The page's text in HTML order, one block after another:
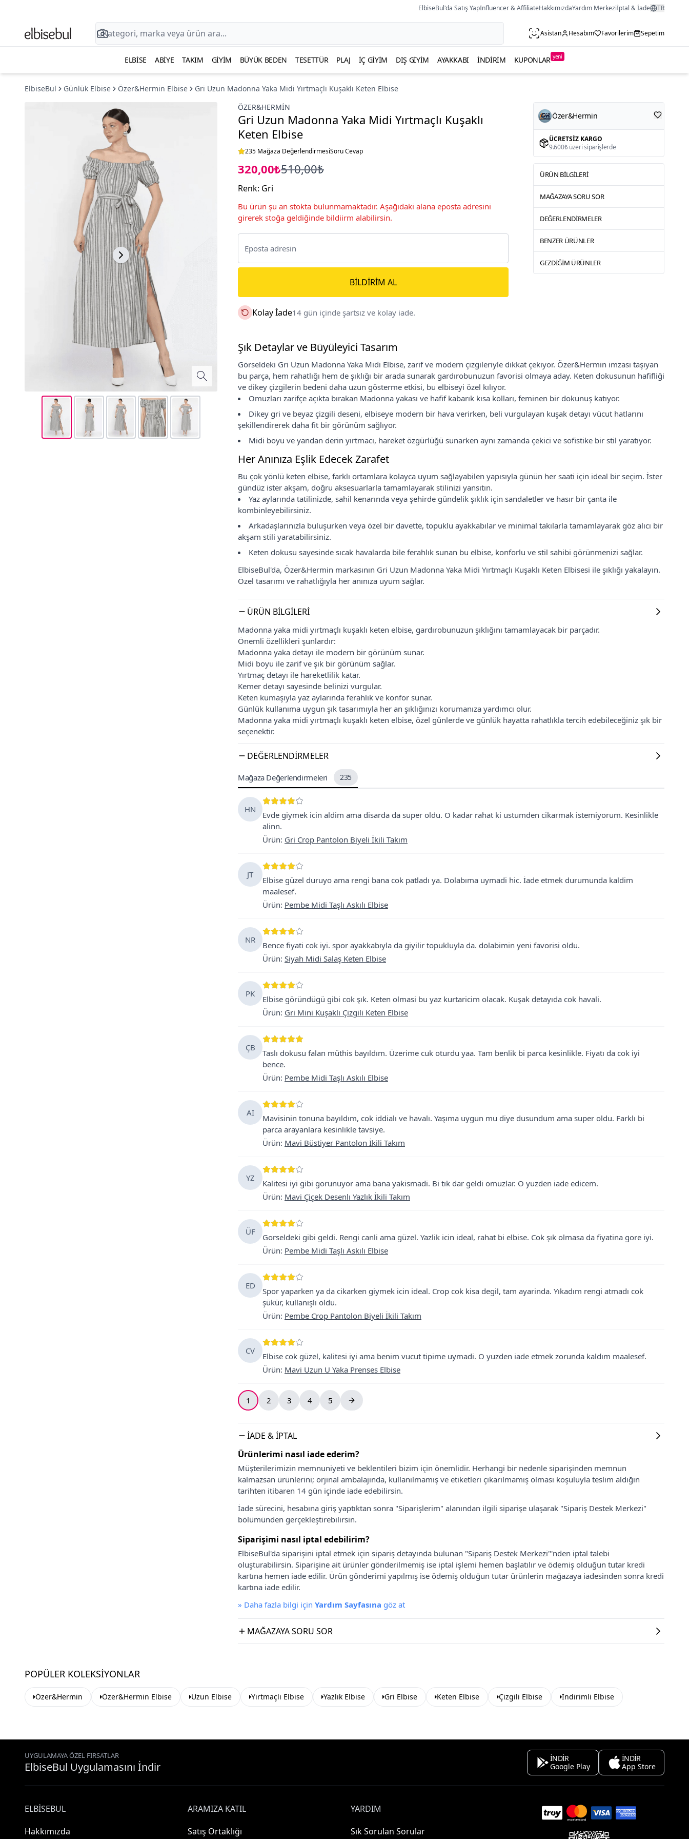
ElbiseBul'da Satış YapInfluencer & AffiliateHakkımızdaYardım Merkeziİptal & İade TR
Asistan Hesabım Favorilerim Sepetim
ELBISE ABIYE TAKIM GIYIM BÜYÜK BEDEN TESETTÜR PLAJ İÇ GIYIM DIŞ GIYIM AYAKKABI İNDIRIM KUPONLAR yeni
ElbiseBul Günlük Elbise Özer&Hermin Elbise
Gri Uzun Madonna Yaka Midi Yırtmaçlı Kuşaklı Keten Elbise
ÖZER&HERMIN
Gri Uzun Madonna Yaka Midi Yırtmaçlı Kuşaklı
Keten Elbise
235 Mağaza DeğerlendirmesiSoru Cevap
320,00₺510,00₺
Renk: Gri
Bu ürün şu an stokta bulunmamaktadır. Aşağıdaki alana eposta adresini
girerek stoğa geldiğinde bildiirm alabilirsin.
BILDIRIM AL
Kolay İade14 gün içinde şartsız ve kolay iade.
Özer&Hermin
ÜCRETSIZ KARGO
9.600₺ üzeri siparişlerde
ÜRÜN BILGILERI
MAĞAZAYA SORU SOR
DEĞERLENDIRMELER
BENZER ÜRÜNLER
GEZDIĞIM ÜRÜNLER
Şık Detaylar ve Büyüleyici Tasarım
Görseldeki Gri Uzun Madonna Yaka Midi Elbise, zarif ve modern çizgileriyle dikkat çekiyor. Özer&Hermin imzası taşıyan
bu parça, hem rahatlığı hem de şıklığı bir arada sunarak gardırobunuzun favorisi olmaya aday. Keten dokusunun hafifliği
ve dikey çizgilerin bedeni daha uzun gösterme etkisi, bu elbiseyi özel kılıyor.
Omuzları zarifçe açıkta bırakan Madonna yakası ve hafif kabarık kısa kolları, feminen bir dokunuş katıyor.
Dikey gri ve beyaz çizgili deseni, elbiseye modern bir hava verirken, beli vurgulayan kuşak detayı vücut hatlarını
şekillendirerek daha fit bir görünüm sağlıyor.
Midi boyu ve yandan derin yırtmacı, hareket özgürlüğü sunarken aynı zamanda çekici ve sofistike bir stil yaratıyor.
Her Anınıza Eşlik Edecek Zarafet
Bu çok yönlü keten elbise, farklı ortamlara kolayca uyum sağlayabilen yapısıyla günün her saati için ideal bir seçim. İster
gündüz ister akşam, doğru aksesuarlarla tamamlayarak stilinizi yansıtın.
Yaz aylarında tatilinizde, sahil kenarında veya şehirde gündelik şıklık için sandaletler ve hasır bir çanta ile
kombinleyebilirsiniz.
Arkadaşlarınızla buluşurken veya özel bir davette, topuklu ayakkabılar ve minimal takılarla tamamlayarak göz alıcı bir
akşam stili yaratabilirsiniz.
Keten dokusu sayesinde sıcak havalarda bile ferahlık sunan bu elbise, konforlu ve stil sahibi görünmenizi sağlar.
ElbiseBul'da, Özer&Hermin markasının Gri Uzun Madonna Yaka Midi Yırtmaçlı Kuşaklı Keten Elbisesi ile şıklığı yakalayın.
Özel tasarımı ve rahatlığıyla her anınıza uyum sağlar.
ÜRÜN BILGILERI
Madonna yaka midi yırtmaçlı kuşaklı keten elbise, gardırobunuzun şıklığını tamamlayacak bir parçadır.
Önemli özellikleri şunlardır:
Madonna yaka detayı ile modern bir görünüm sunar.
Midi boyu ile zarif ve şık bir görünüm sağlar.
Yırtmaç detayı ile hareketlilik katar.
Kemer detayı sayesinde belinizi vurgular.
Keten kumaşıyla yaz aylarında ferahlık ve konfor sunar.
Günlük kullanıma uygun şık tasarımıyla her an şıklığınızı korumanıza yardımcı olur.
Madonna yaka midi yırtmaçlı kuşaklı keten elbise, özel günlerde ve günlük hayatta rahatlıkla tercih edebileceğiniz şık bir
seçenektir.
DEĞERLENDIRMELER
Mağaza Değerlendirmeleri 235
HN
Evde giymek icin aldim ama disarda da super oldu. O kadar rahat ki ustumden cikarmak istemiyorum. Kesinlikle
alinn.
Ürün: Gri Crop Pantolon Biyeli İkili Takım
JT
Elbise güzel duruyo ama rengi bana cok patladı ya. Dolabıma uymadi hic. İade etmek durumunda kaldim
maalesef.
Ürün: Pembe Midi Taşlı Askılı Elbise
NR
Bence fiyati cok iyi. spor ayakkabıyla da giyilir topukluyla da. dolabimin yeni favorisi oldu.
Ürün: Siyah Midi Salaş Keten Elbise
PK
Elbise göründügü gibi cok şık. Keten olmasi bu yaz kurtaricim olacak. Kuşak detayıda cok havali.
Ürün: Gri Mini Kuşaklı Çizgili Keten Elbise
ÇB
Taslı dokusu falan müthis bayıldım. Üzerime cuk oturdu yaa. Tam benlik bi parca kesinlikle. Fiyatı da cok iyi
bence.
Ürün: Pembe Midi Taşlı Askılı Elbise
AI
Mavisinin tonuna bayıldım, cok iddialı ve havalı. Yaşıma uygun mu diye dusundum ama super oldu. Farklı bi
parca arayanlara kesinlikle tavsiye.
Ürün: Mavi Büstiyer Pantolon İkili Takım
YZ
Kalitesi iyi gibi gorunuyor ama bana yakismadi. Bi tık dar geldi omuzlar. O yuzden iade edicem.
Ürün: Mavi Çiçek Desenlı Yazlık İkili Takım
ÜF
Gorseldeki gibi geldi. Rengi canli ama güzel. Yazlik icin ideal, rahat bi elbise. Cok şık olmasa da fiyatina gore iyi.
Ürün: Pembe Midi Taşlı Askılı Elbise
ED
Spor yaparken ya da cikarken giymek icin ideal. Crop cok kisa degil, tam ayarinda. Yıkadım rengi atmadı cok
şükür, kullanışlı oldu.
Ürün: Pembe Crop Pantolon Biyeli İkili Takım
CV
Elbise cok güzel, kalitesi iyi ama benim vucut tipime uymadi. O yuzden iade etmek zorunda kaldım maalesef.
Ürün: Mavi Uzun U Yaka Prenses Elbise
1 2 3 4 5
İADE & İPTAL
Ürünlerimi nasıl iade ederim?
Müşterilerimizin memnuniyeti ve beklentileri bizim için önemlidir. Herhangi bir nedenle siparişinden memnun
kalmazsan ürünlerini; orjinal ambalajında, kullanılmamış ve etiketleri çıkarılmamış olması koşuluyla teslim aldığın
tarihten itibaren 14 gün içinde iade edebilirsin.
İade sürecini, hesabına giriş yaptıktan sonra "Siparişlerim" alanından ilgili siparişe ulaşarak "Sipariş Destek Merkezi"
bölümünden gerçekleştirebilirsin.
Siparişimi nasıl iptal edebilirim?
ElbiseBul'da siparişini iptal etmek için sipariş detayında bulunan "Sipariş Destek Merkezi"'nden iptal talebi
oluşturabilirsin. Siparişine ait ürünler gönderilmemiş ise iptal işlemi hemen başlatılır ve ödemiş olduğun tutar kredi
kartına hemen iade edilir. Ürün gönderimi yapılmış ise ödemiş olduğun tutar ürünlerin mağazaya iadesinden sonra kredi
kartına iade edilir.
» Daha fazla bilgi için Yardım Sayfasına göz at
MAĞAZAYA SORU SOR
POPÜLER KOLEKSIYONLAR
Özer&Hermin Özer&Hermin Elbise Uzun Elbise Yırtmaçlı Elbise Yazlık Elbise Gri Elbise Keten Elbise Çizgili Elbise İndirimli Elbise
UYGULAMAYA ÖZEL FIRSATLAR
ElbiseBul Uygulamasını İndir
İNDİR
Google Play
İNDİR
App Store
ELBISEBUL
Hakkımızda
ARAMIZA KATIL
Satış Ortaklığı
YARDIM
Sık Sorulan Sorular